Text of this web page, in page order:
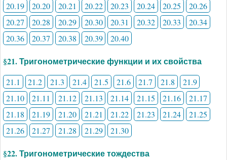
20.19
20.20 20.21 20.22 20.23 20.24 20.25
20.26
20.27
20.28 20.29 20.30 20.31 20.32 20.33
20.34
20.36
20.37 20.38 20.39 20.40
§21. Тригонометрические функции и их свойства
21.1 21.2 21.3 21.4 21.5 21.6 21.7 21.8
21.9
21.10
21.11 21.12 21.13 21.14 21.15 21.16
21.17
21.18
21.19 21.20 21.21 21.22 21.23 21.24
21.25
21.26
21.27 21.28 21.29 21.30
§22. Тригонометрические тождества